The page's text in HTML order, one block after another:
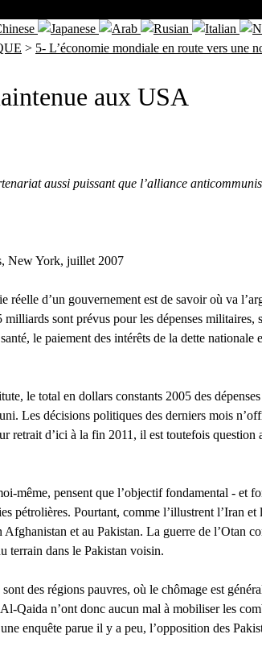
> 5- L’économie mondiale en route vers une
aux USA
aussi puissant que l’alliance
New York, juillet 2007
réelle d’un gouvernement est de savoir où va
sont prévus pour les dépenses
le paiement des intérêts de la dette
le total en dollars constants 2005 des
Les décisions politiques des derniers mois
retrait d’ici à la fin 2011, il est toutefois
même, pensent que l’objectif fondamental - et
pétrolières. Pourtant, comme l’illustrent l’Iran
et au Pakistan. La guerre de l’Otan
terrain dans le Pakistan voisin.
des régions pauvres, où le chômage est
Qaida n’ont donc aucun mal à mobiliser les
enquête parue il y a peu, l’opposition des